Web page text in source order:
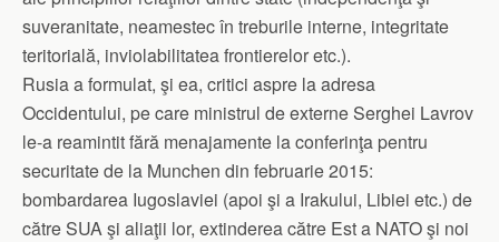
suveranitate, neamestec în treburile interne, integritate
teritorială, inviolabilitatea frontierelor etc.).
Rusia a formulat, şi ea, critici aspre la adresa
Occidentului, pe care ministrul de externe Serghei Lavrov
le-a reamintit fără menajamente la conferinţa pentru
securitate de la Munchen din februarie 2015:
bombardarea Iugoslaviei (apoi şi a Irakului, Libiei etc.) de
către SUA şi aliaţii lor, extinderea către Est a NATO şi noi